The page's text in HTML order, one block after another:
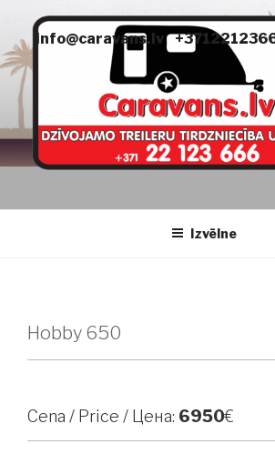
saturu
Izvēlne
Hobby 650
Cena / Price / Цена: 6950€
info@caravans.lv